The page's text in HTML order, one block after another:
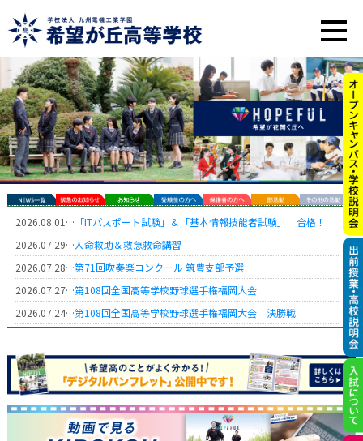
2026.08.01… 「ITパスポート試験」＆「基本情報技能者試験」 合格！
2026.07.29…人命救助＆救急救命講習
2026.07.28…第71回吹奏楽コンクール 筑豊支部予選
2026.07.27…第108回全国高等学校野球選手権福岡大会
2026.07.24…第108回全国高等学校野球選手権福岡大会 決勝戦
2026.07.13…オープンキャンパス申込に関して
2026.06.30…本校初！Jリーガー誕生！
2026.05.20…中間交流野球試合
2026.05.20…令和８年度 悠久祭